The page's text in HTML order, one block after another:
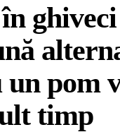
ghiveci
pom
timp